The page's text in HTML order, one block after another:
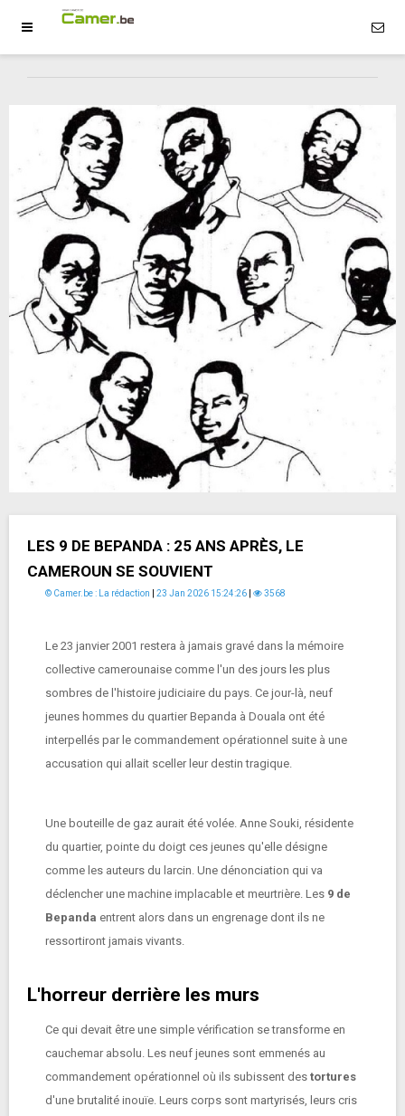
LES 9 DE BEPANDA : 25 ANS APRÈS, LE
CAMEROUN SE SOUVIENT
© Camer.be : La rédaction 23 Jan 2026 15:24:26 3568
Le 23 janvier 2001 restera à jamais gravé dans la mémoire
collective camerounaise comme l'un des jours les plus
sombres de l'histoire judiciaire du pays. Ce jour-là, neuf
jeunes hommes du quartier Bepanda à Douala ont été
interpellés par le commandement opérationnel suite à une
accusation qui allait sceller leur destin tragique.
Une bouteille de gaz aurait été volée. Anne Souki, résidente
du quartier, pointe du doigt ces jeunes qu'elle désigne
comme les auteurs du larcin. Une dénonciation qui va
déclencher une machine implacable et meurtrière. Les 9 de
Bepanda entrent alors dans un engrenage dont ils ne
ressortiront jamais vivants.
L'horreur derrière les murs
Ce qui devait être une simple vérification se transforme en
cauchemar absolu. Les neuf jeunes sont emmenés au
commandement opérationnel où ils subissent des tortures
d'une brutalité inouïe. Leurs corps sont martyrisés, leurs cris